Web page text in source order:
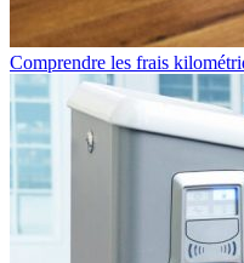
Comprendre les frais